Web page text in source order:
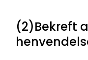
(2)Bekreft